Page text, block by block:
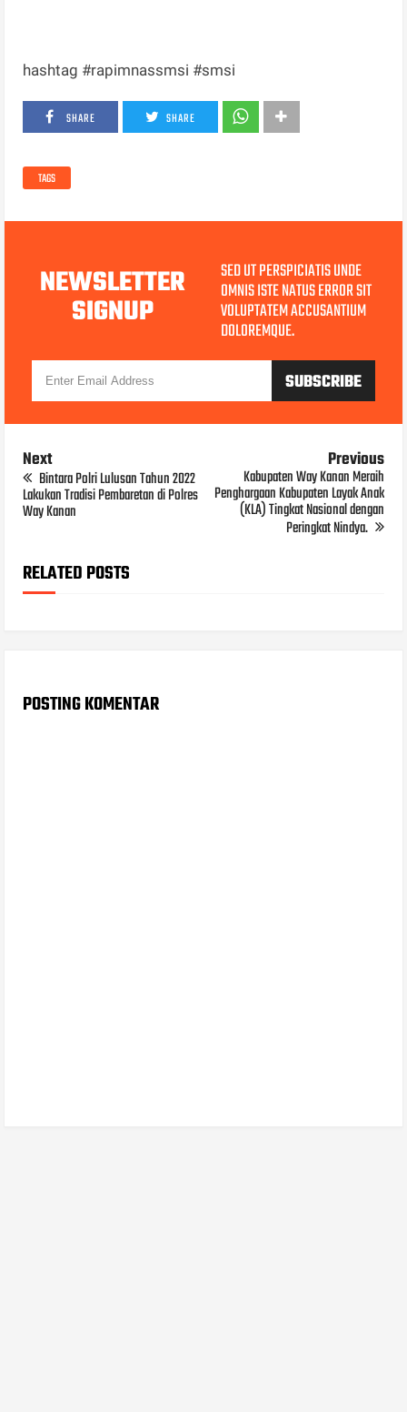
hashtag #rapimnassmsi #smsi
SHARE SHARE
TAGS
NEWSLETTER
SIGNUP
SED UT PERSPICIATIS UNDE
OMNIS ISTE NATUS ERROR SIT
VOLUPTATEM ACCUSANTIUM
DOLOREMQUE.
Next
Bintara Polri Lulusan Tahun 2022
Lakukan Tradisi Pembaretan di Polres
Way Kanan
Previous
Kabupaten Way Kanan Meraih
Penghargaan Kabupaten Layak Anak
(KLA) Tingkat Nasional dengan
Peringkat Nindya.
RELATED POSTS
POSTING KOMENTAR